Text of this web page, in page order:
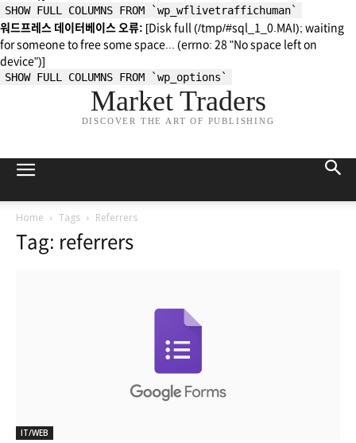
SHOW FULL COLUMNS FROM `wp_wflivetraffichuman`
워드프레스 데이터베이스 오류: [Disk full (/tmp/#sql_1_0.MAI); waiting
for someone to free some space... (errno: 28 "No space left on
device")]
SHOW FULL COLUMNS FROM `wp_options`
Market Traders
DISCOVER THE ART OF PUBLISHING
Home Tags Referrers
Tag: referrers
IT/WEB